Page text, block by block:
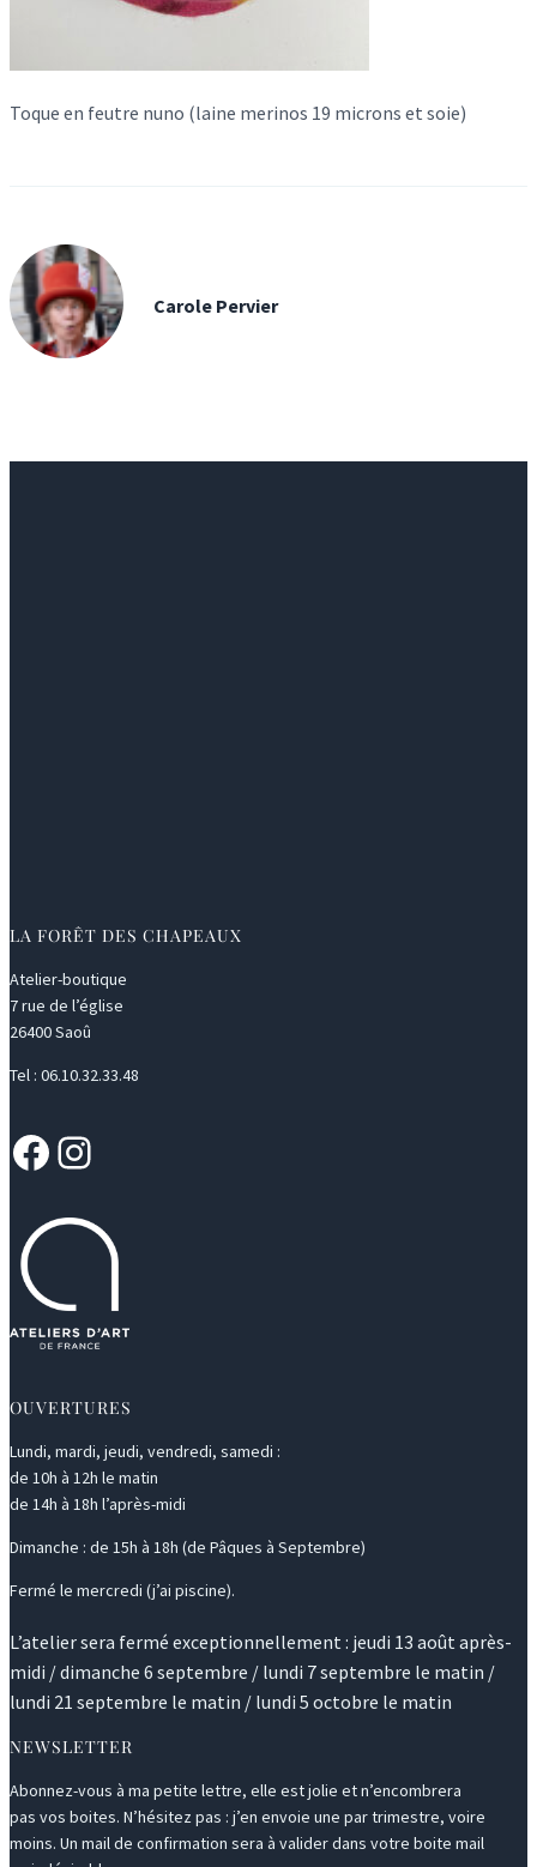
Toque en feutre nuno (laine merinos 19 microns et soie)
Carole Pervier
LA FORÊT DES CHAPEAUX
Atelier-boutique
7 rue de l’église
26400 Saoû
Tel : 06.10.32.33.48
Facebook Instagram
OUVERTURES
Lundi, mardi, jeudi, vendredi, samedi :
de 10h à 12h le matin
de 14h à 18h l’après-midi
Dimanche : de 15h à 18h (de Pâques à Septembre)
Fermé le mercredi (j’ai piscine).
L’atelier sera fermé exceptionnellement : jeudi 13 août après-
midi / dimanche 6 septembre / lundi 7 septembre le matin /
lundi 21 septembre le matin / lundi 5 octobre le matin
NEWSLETTER
Abonnez-vous à ma petite lettre, elle est jolie et n’encombrera
pas vos boites. N’hésitez pas : j’en envoie une par trimestre, voire
moins. Un mail de confirmation sera à valider dans votre boite mail